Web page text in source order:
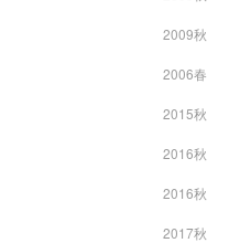
2009秋
2006春
2015秋
2016秋
2016秋
2017秋